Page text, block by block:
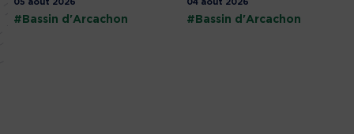
05 août 2026
#Bassin d'Arcachon
04 août 2026
#Bassin d'Arcachon